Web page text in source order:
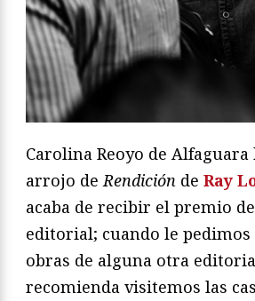
Carolina Reoyo de Alfaguara
arrojo deRendición de Ray
acaba de recibir el premio
editorial; cuando le pedimos
obras de alguna otra
recomienda visitemos las